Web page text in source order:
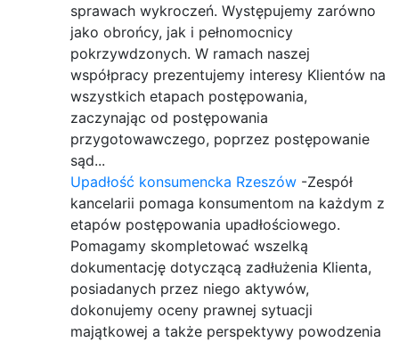
sprawach wykroczeń. Występujemy zarówno
jako obrońcy, jak i pełnomocnicy
pokrzywdzonych. W ramach naszej
współpracy prezentujemy interesy Klientów na
wszystkich etapach postępowania,
zaczynając od postępowania
przygotowawczego, poprzez postępowanie
sąd...
Upadłość konsumencka Rzeszów -Zespół
kancelarii pomaga konsumentom na każdym z
etapów postępowania upadłościowego.
Pomagamy skompletować wszelką
dokumentację dotyczącą zadłużenia Klienta,
posiadanych przez niego aktywów,
dokonujemy oceny prawnej sytuacji
majątkowej a także perspektywy powodzenia